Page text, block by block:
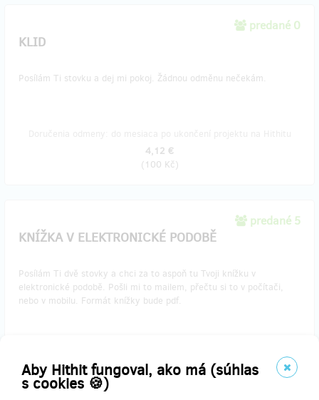
Aby Hithit fungoval, ako má (súhlas
s cookies 🍪)
predané 0
KLID
Posílám Ti stovku a dej mi pokoj. Žádnou odměnu nečekám.
4,12 €
(100 Kč)
predané 5
KNÍŽKA V ELEKTRONICKÉ PODOBĚ
Posílám Ti dvě stovky a chci za to aspoň tu Tvoji knížku v
elektronické podobě. Pošli mi to mailem, přečtu si to v počítači,
nebo v mobilu. Formát knížky bude pdf.
Doručenia odmeny: do mesiaca po ukončení projektu na Hithitu
8,24 €